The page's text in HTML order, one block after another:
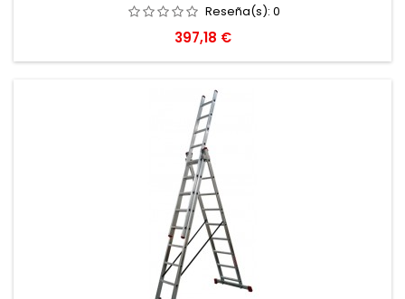
Reseña(s): 0
Precio
397,18 €